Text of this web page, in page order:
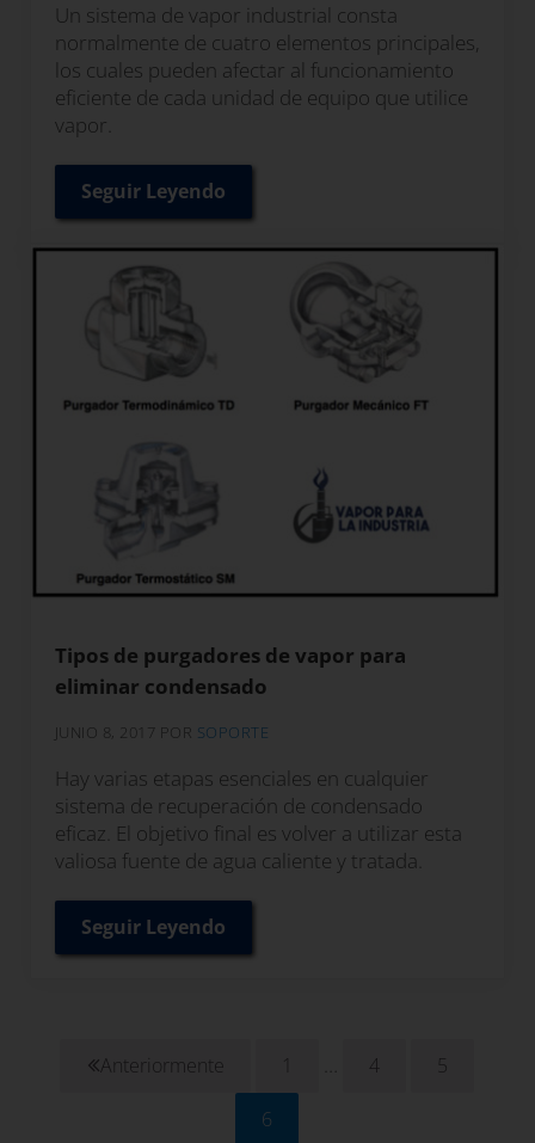
Un sistema de vapor industrial consta
normalmente de cuatro elementos principales,
los cuales pueden afectar al funcionamiento
eficiente de cada unidad de equipo que utilice
vapor.
Seguir LeyendoCómo recuperar condensado
Tipos de purgadores de vapor para
eliminar condensado
JUNIO 8, 2017 POR SOPORTE
Hay varias etapas esenciales en cualquier
sistema de recuperación de condensado
eficaz. El objetivo final es volver a utilizar esta
valiosa fuente de agua caliente y tratada.
Seguir LeyendoTipos de purgadores de vapor para
Anteriormente 1 Páginas intermedias
Página
4 Página
5
Página
6